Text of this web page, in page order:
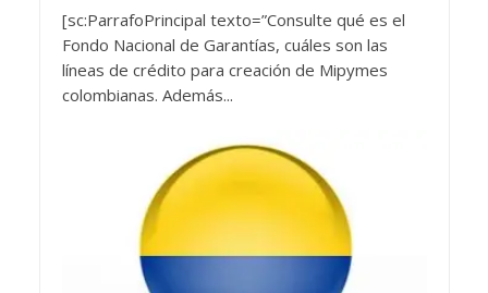
[sc:ParrafoPrincipal texto=”Consulte qué es el
Fondo Nacional de Garantías, cuáles son las
líneas de crédito para creación de Mipymes
colombianas. Además...